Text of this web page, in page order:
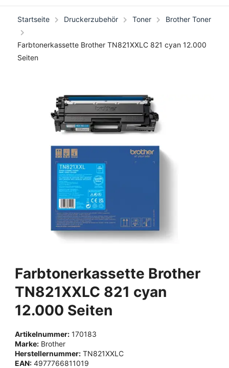
Startseite Druckerzubehör Toner Brother Toner
Farbtonerkassette Brother TN821XXLC 821 cyan 12.000
Seiten
Farbtonerkassette Brother
TN821XXLC 821 cyan
12.000 Seiten
Artikelnummer: 170183
Marke: Brother
Herstellernummer: TN821XXLC
EAN: 4977766811019